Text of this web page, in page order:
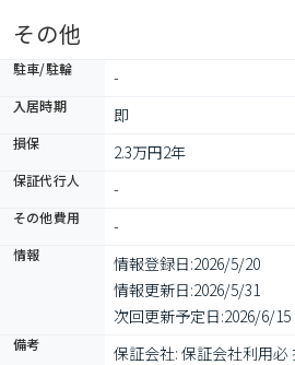
その他
駐車/駐輪 -
入居時期 即
損保 2.3万円2年
保証代行人 -
その他費用 -
情報 情報登録日:2026/5/20
情報更新日:2026/5/31
次回更新予定日:2026/6/15
備考
保証会社: 保証会社利用